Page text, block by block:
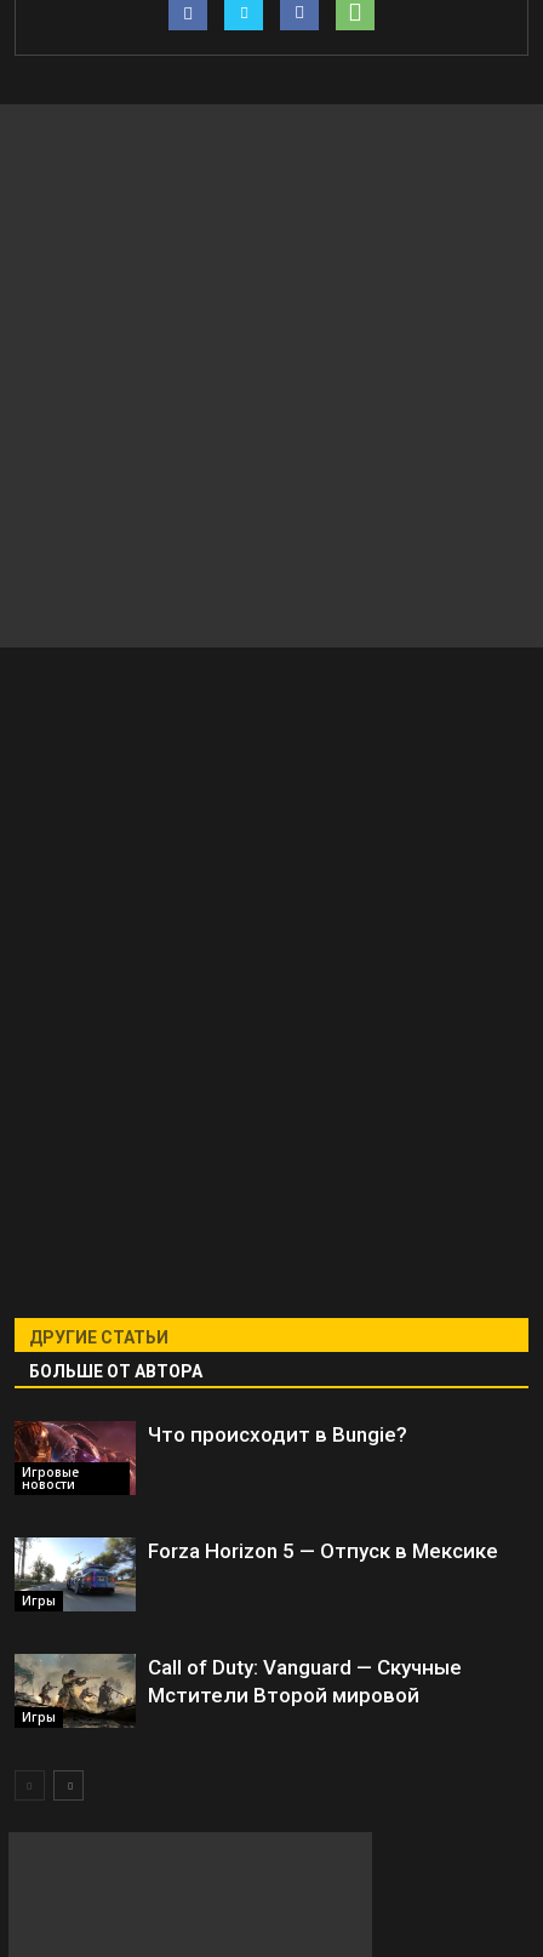
ДРУГИЕ СТАТЬИ
БОЛЬШЕ ОТ АВТОРА
Игровые
новости
Что происходит в Bungie?
Игры
Forza Horizon 5 — Отпуск в Мексике
Игры
Call of Duty: Vanguard — Скучные
Мстители Второй мировой